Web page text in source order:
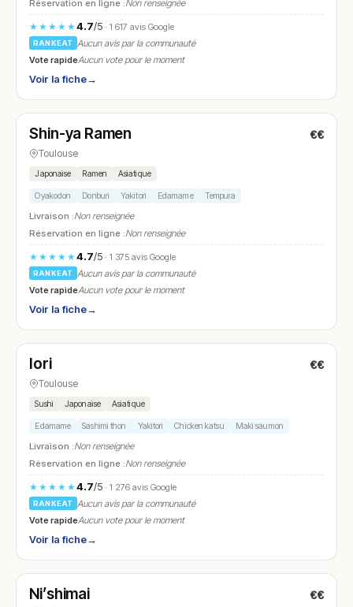
Réservation en ligne :Non renseignée
★★★★★4.7/5· 1 617 avis Google
RANKEAT
Aucun avis par la communauté
Vote rapideAucun vote pour le moment
Voir la fiche→
N° 22
Shin-ya Ramen €€
Toulouse
Japonaise Ramen Asiatique
Oyakodon Donburi Yakitori Edamame Tempura
Livraison :Non renseignée
Réservation en ligne :Non renseignée
★★★★★4.7/5· 1 375 avis Google
RANKEAT
Aucun avis par la communauté
Vote rapideAucun vote pour le moment
Voir la fiche→
N° 23
Iori €€
Toulouse
Sushi Japonaise Asiatique
Edamame Sashimi thon Yakitori Chicken katsu Maki saumon
Livraison :Non renseignée
Réservation en ligne :Non renseignée
★★★★★4.7/5· 1 276 avis Google
RANKEAT
Aucun avis par la communauté
Vote rapideAucun vote pour le moment
Voir la fiche→
N° 24
Ni’shimai €€